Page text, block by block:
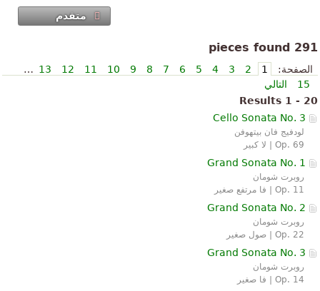
متقدم
291 pieces found
الصفحة: 1
2
3
4
5
6
7
8
9
10
11
12
13
…
15
التالي
Results 1 - 20
Cello Sonata No. 3
لودفيج فان بيتهوفن
Op. 69 | لا كبير
Grand Sonata No. 1
روبرت شومان
Op. 11 | فا مرتفع صغير
Grand Sonata No. 2
روبرت شومان
Op. 22 | صول صغير
Grand Sonata No. 3
روبرت شومان
Op. 14 | فا صغير